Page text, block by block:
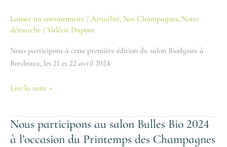
Laisser un commentaire / Actualité, Nos Champagnes, Notre
démarche / Valérie Dupont
Nous participons à cette première édition du salon Biodyssée à
Bordeaux, les 21 et 22 avril 2024
Biodyssée
à
Bordeaux
les
et
!
Lire la suite »
Nous participons au salon Bulles Bio 2024
à l’occasion du Printemps des Champagnes
Nous
participons